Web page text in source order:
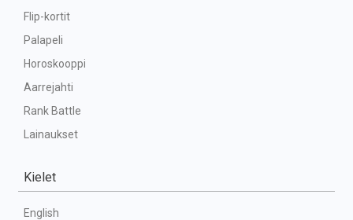
Flip-kortit
Palapeli
Horoskooppi
Aarrejahti
Rank Battle
Lainaukset
Kielet
English